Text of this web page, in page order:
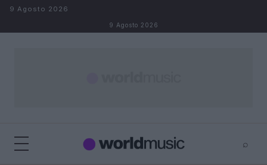
Salta al contenuto
9 Agosto 2026
9 Agosto 2026
⌕